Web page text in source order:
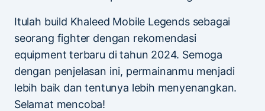
Itulah build Khaleed Mobile Legends sebagai
seorang fighter dengan rekomendasi
equipment terbaru di tahun 2024. Semoga
dengan penjelasan ini, permainanmu menjadi
lebih baik dan tentunya lebih menyenangkan.
Selamat mencoba!